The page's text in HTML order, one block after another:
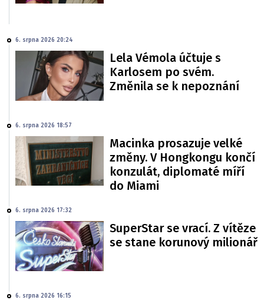
6. srpna 2026 20:24
Lela Vémola účtuje s
Karlosem po svém.
Změnila se k nepoznání
6. srpna 2026 18:57
Macinka prosazuje velké
změny. V Hongkongu končí
konzulát, diplomaté míří
do Miami
6. srpna 2026 17:32
SuperStar se vrací. Z vítěze
se stane korunový milionář
6. srpna 2026 16:15